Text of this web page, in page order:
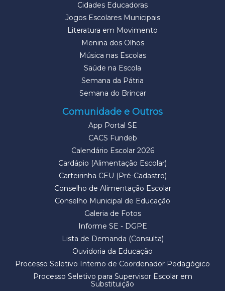
Cidades Educadoras
Jogos Escolares Municipais
Literatura em Movimento
Menina dos Olhos
Música nas Escolas
Saúde na Escola
Semana da Pátria
Semana do Brincar
Comunidade e Outros
App Portal SE
CACS Fundeb
Calendário Escolar 2026
Cardápio (Alimentação Escolar)
Carteirinha CEU (Pré-Cadastro)
Conselho de Alimentação Escolar
Conselho Municipal de Educação
Galeria de Fotos
Informe SE - DGPE
Lista de Demanda (Consulta)
Ouvidoria da Educação
Processo Seletivo Interno de Coordenador Pedagógico
Processo Seletivo para Supervisor Escolar em
Substituição